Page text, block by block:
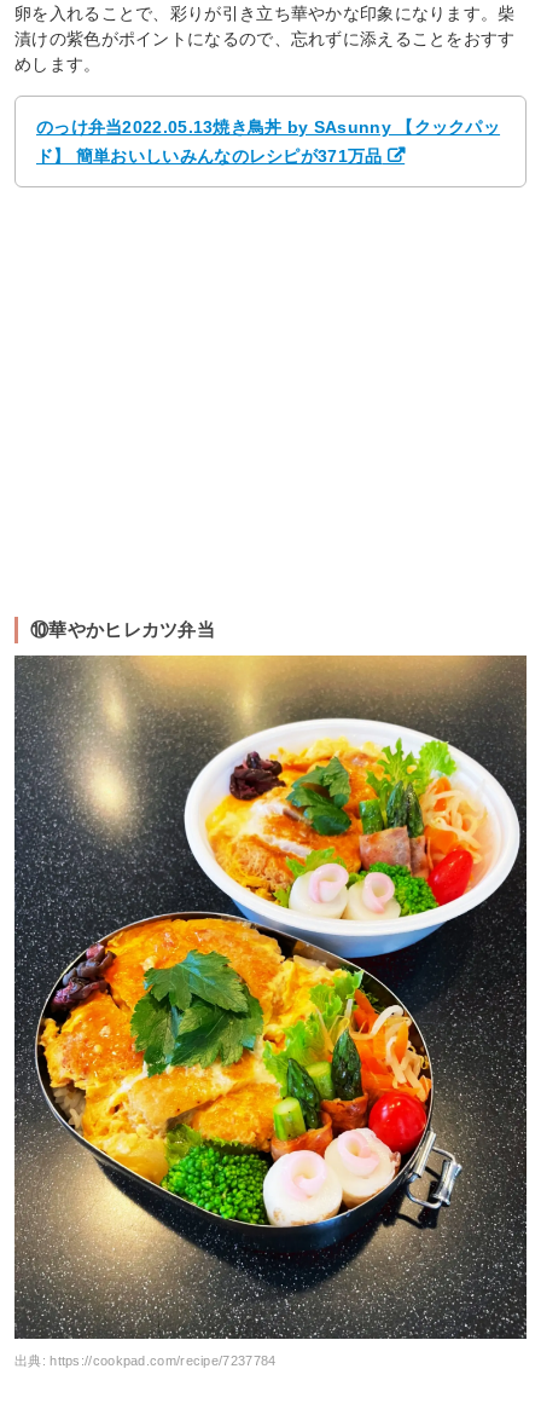
卵を入れることで、彩りが引き立ち華やかな印象になります。柴
漬けの紫色がポイントになるので、忘れずに添えることをおすす
めします。
のっけ弁当2022.05.13焼き鳥丼 by SAsunny 【クックパッ
ド】 簡単おいしいみんなのレシピが371万品
⑩華やかヒレカツ弁当
出典:https://cookpad.com/recipe/7237784